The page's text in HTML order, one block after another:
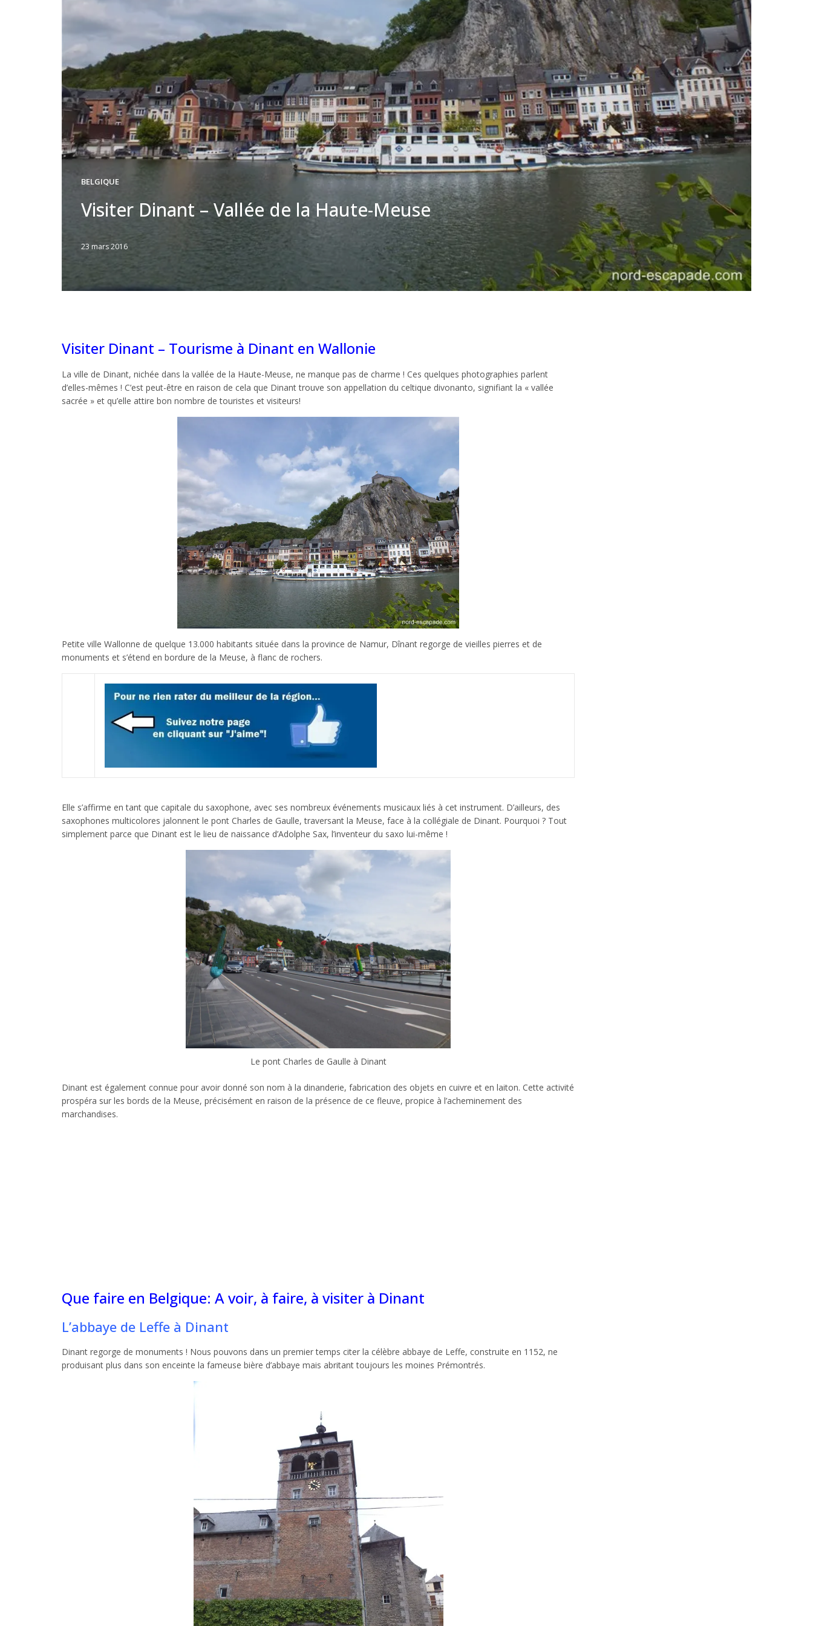
BELGIQUE
Visiter Dinant – Vallée de la Haute-Meuse
Written
23 mars 2016
Visiter Dinant – Tourisme à Dinant en Wallonie
La ville de Dinant, nichée dans la vallée de la Haute-Meuse, ne manque pas de charme ! Ces quelques photographies parlent
d’elles-mêmes ! C’est peut-être en raison de cela que Dinant trouve son appellation du celtique divonanto, signifiant la « vallée
sacrée » et qu’elle attire bon nombre de touristes et visiteurs!
Petite ville Wallonne de quelque 13.000 habitants située dans la province de Namur, Dînant regorge de vieilles pierres et de
monuments et s’étend en bordure de la Meuse, à flanc de rochers.
Elle s’affirme en tant que capitale du saxophone, avec ses nombreux événements musicaux liés à cet instrument. D’ailleurs, des
saxophones multicolores jalonnent le pont Charles de Gaulle, traversant la Meuse, face à la collégiale de Dinant. Pourquoi ? Tout
simplement parce que Dinant est le lieu de naissance d’Adolphe Sax, l’inventeur du saxo lui-même !
Le pont Charles de Gaulle à Dinant
Dinant est également connue pour avoir donné son nom à la dinanderie, fabrication des objets en cuivre et en laiton. Cette activité
prospéra sur les bords de la Meuse, précisément en raison de la présence de ce fleuve, propice à l’acheminement des
marchandises.
Que faire en Belgique: A voir, à faire, à visiter à Dinant
L’abbaye de Leffe à Dinant
Dinant regorge de monuments ! Nous pouvons dans un premier temps citer la célèbre abbaye de Leffe, construite en 1152, ne
produisant plus dans son enceinte la fameuse bière d’abbaye mais abritant toujours les moines Prémontrés.